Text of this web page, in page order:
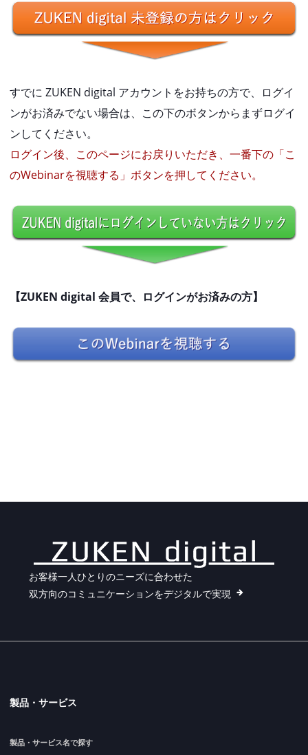
すでに ZUKEN digital アカウントをお持ちの方で、ログイ
ンがお済みでない場合は、この下のボタンからまずログイ
ンしてください。
ログイン後、このページにお戻りいただき、一番下の「こ
のWebinarを視聴する」ボタンを押してください。
【ZUKEN digital 会員で、ログインがお済みの方】
お客様一人ひとりのニーズに合わせた
双方向のコミュニケーションをデジタルで実現
製品・サービス
製品・サービス名で探す